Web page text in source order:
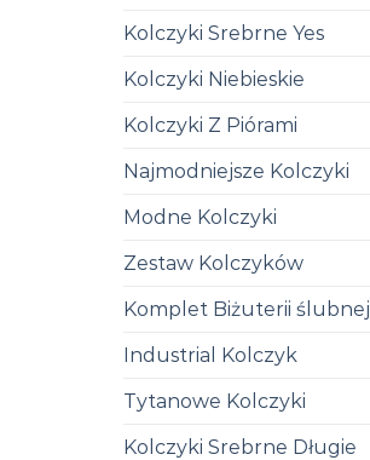
Kolczyki Srebrne Yes
Kolczyki Niebieskie
Kolczyki Z Piórami
Najmodniejsze Kolczyki
Modne Kolczyki
Zestaw Kolczyków
Komplet Biżuterii ślubnej
Industrial Kolczyk
Tytanowe Kolczyki
Kolczyki Srebrne Długie